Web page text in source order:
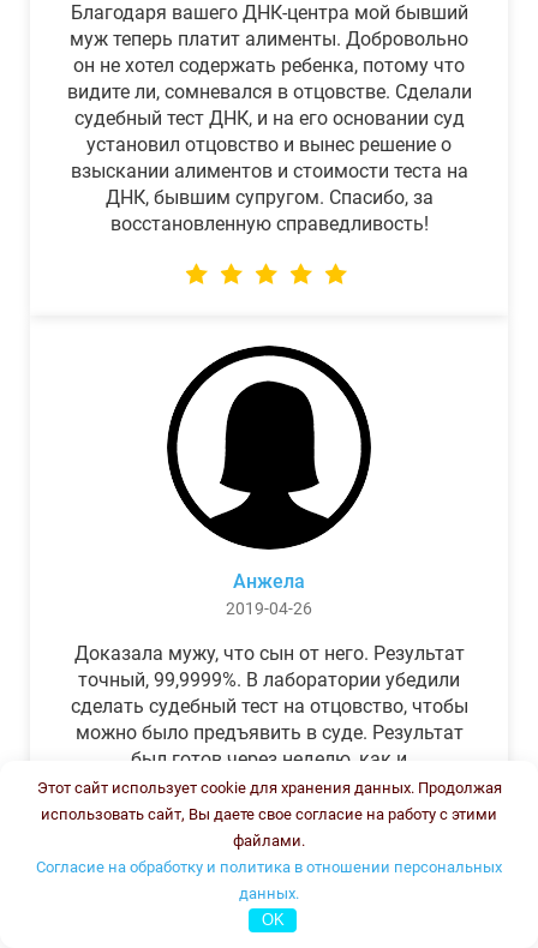
Благодаря вашего ДНК-центра мой бывший
муж теперь платит алименты. Добровольно
он не хотел содержать ребенка, потому что
видите ли, сомневался в отцовстве. Сделали
судебный тест ДНК, и на его основании суд
установил отцовство и вынес решение о
взыскании алиментов и стоимости теста на
ДНК, бывшим супругом. Спасибо, за
восстановленную справедливость!
Анжела
2019-04-26
Доказала мужу, что сын от него. Результат
точный, 99,9999%. В лаборатории убедили
сделать судебный тест на отцовство, чтобы
можно было предъявить в суде. Результат
был готов через неделю, как и
обещали.Теперь муж бегает и извиняется.
Этот сайт использует cookie для хранения данных. Продолжая
использовать сайт, Вы даете свое согласие на работу с этими
файлами.
Согласие на обработку и политика в отношении персональных
данных.
OK